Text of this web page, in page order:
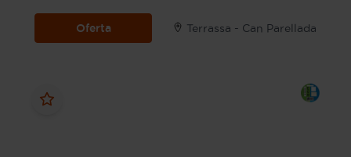
Oferta Terrassa - Can Parellada